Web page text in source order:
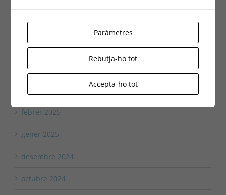
juny 2025
maig 2025
abril 2025
febrer 2025
gener 2025
desembre 2024
octubre 2024
Paràmetres
Rebutja-ho tot
Accepta-ho tot